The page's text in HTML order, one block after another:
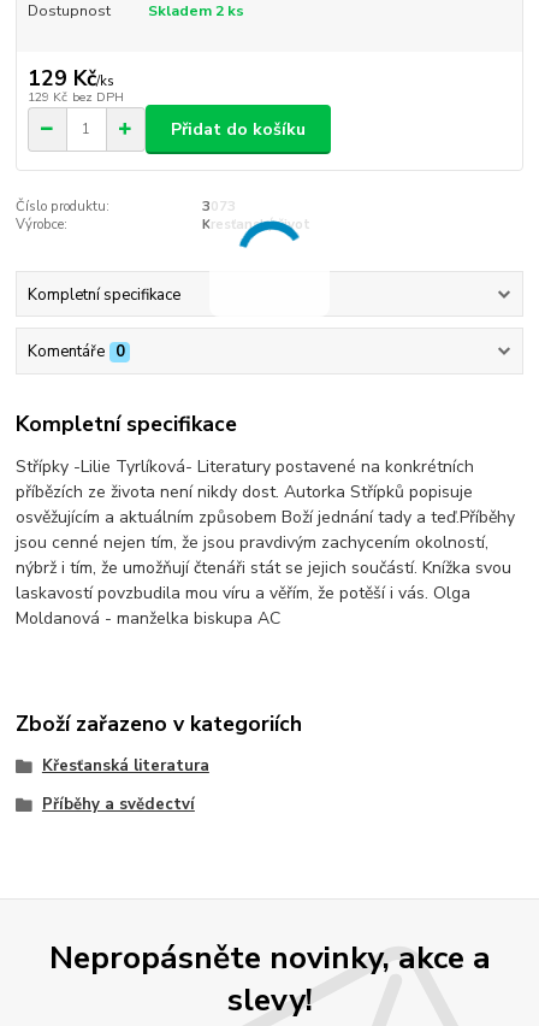
Dostupnost Skladem 2 ks
129 Kč/ks
129 Kč bez DPH
Přidat do košíku
Číslo produktu:
3073
Výrobce:
Kresťanský život
Kompletní specifikace
Komentáře 0
Kompletní specifikace
Střípky -Lilie Tyrlíková- Literatury postavené na konkrétních
příbězích ze života není nikdy dost. Autorka Střípků popisuje
osvěžujícím a aktuálním způsobem Boží jednání tady a teď.Příběhy
jsou cenné nejen tím, že jsou pravdivým zachycením okolností,
nýbrž i tím, že umožňují čtenáři stát se jejich součástí. Knížka svou
laskavostí povzbudila mou víru a věřím, že potěší i vás. Olga
Moldanová - manželka biskupa AC
Zboží zařazeno v kategoriích
Křesťanská literatura
Příběhy a svědectví
Nepropásněte novinky, akce a
slevy!